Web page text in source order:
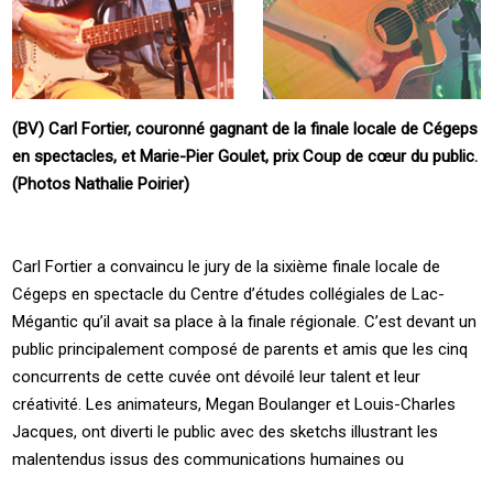
(BV) Carl Fortier, couronné gagnant de la finale locale de Cégeps
en spectacles, et Marie-Pier Goulet, prix Coup de cœur du public.
(Photos Nathalie Poirier)
Carl Fortier a convaincu le jury de la sixième finale locale de
Cégeps en spectacle du Centre d’études collégiales de Lac-
Mégantic qu’il avait sa place à la finale régionale. C’est devant un
public principalement composé de parents et amis que les cinq
concurrents de cette cuvée ont dévoilé leur talent et leur
créativité. Les animateurs, Megan Boulanger et Louis-Charles
Jacques, ont diverti le public avec des sketchs illustrant les
malentendus issus des communications humaines ou